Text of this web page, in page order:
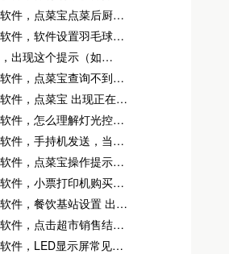
后自动清场这项功能是
件，点菜宝点菜后厨不
件，软件设置羽毛球场
进场不能消费，怎么
出现这个提示（如
？加密狗拔掉重新插也
密狗插上灯不亮 是不是
件，点菜宝查询不到空
件，点菜宝 出现正在验
open？
件，怎么理解灯光控制
件，手持机发送，当前
发送是怎么回事？
件，点菜宝操作提示没
件，小票打印机购买说
件，餐饮基站设置 出现
意思？
件，点击超市销售结账
应?
件，LED显示屏常见问